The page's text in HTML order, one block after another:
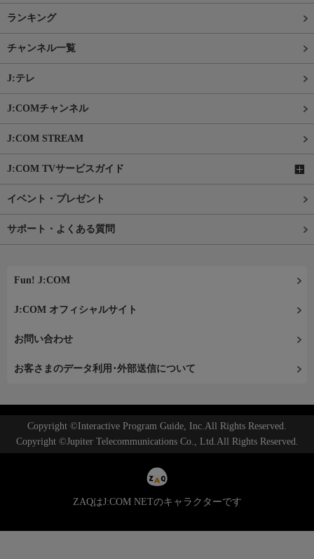
ランキング
チャンネル一覧
J:テレ
J:COMチャンネル
J:COM STREAM
J:COM TVサービスガイド
イベント・プレゼント
サポート・よくある質問
Fun! J:COM
J:COM オフィシャルサイト
お問い合わせ
お客さまのデータ利用･外部送信について
Copyright ©Interactive Program Guide, Inc.All Rights Reserved.
Copyright ©Jupiter Telecommunications Co., Ltd.All Rights Reserved.
ZAQはJ:COM NETのキャラクターです